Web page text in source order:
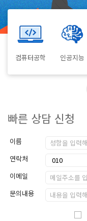
컴퓨터공학 인공지능
빠른 상담 신청
이름
연락처
이메일
문의내용